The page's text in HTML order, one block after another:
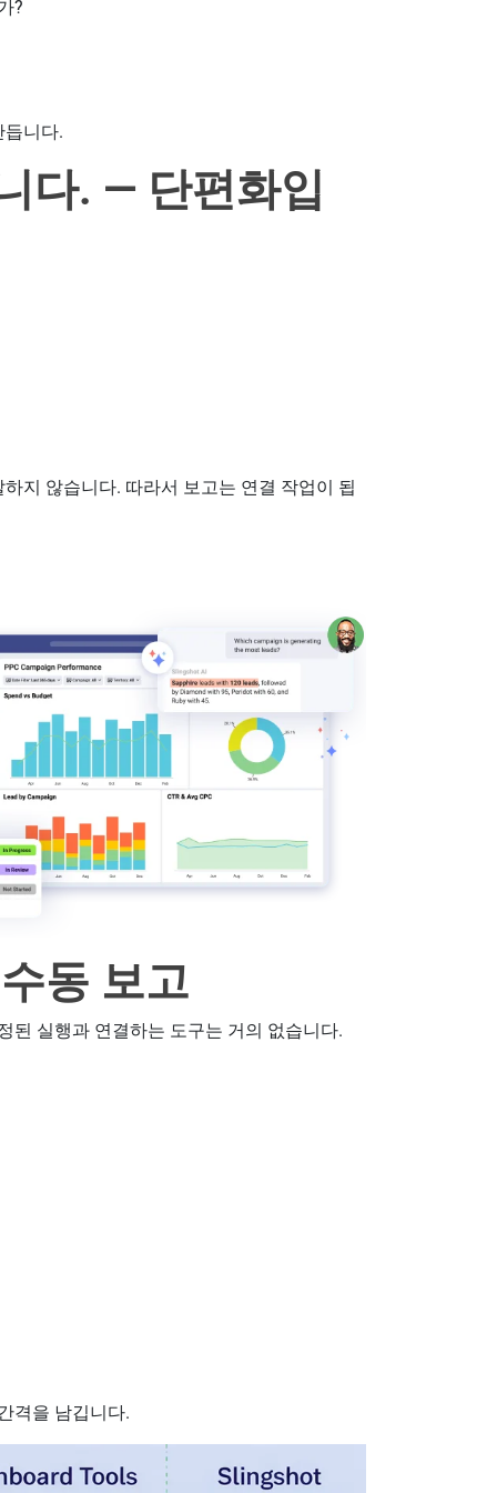
?
듭니다.
다. — 단편화입
지 않습니다. 따라서 보고는 연결 작업이 됩
동 보고
된 실행과 연결하는 도구는 거의 없습니다.
격을 남깁니다.